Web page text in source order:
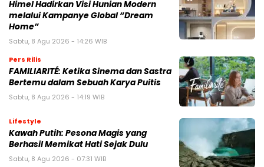
Himel Hadirkan Visi Hunian Modern
melalui Kampanye Global “Dream
Home”
Sabtu, 8 Agu 2026 - 14:26 WIB
Pers Rilis
FAMILIARITÉ: Ketika Sinema dan Sastra
Bertemu dalam Sebuah Karya Puitis
Sabtu, 8 Agu 2026 - 14:19 WIB
Lifestyle
Kawah Putih: Pesona Magis yang
Berhasil Memikat Hati Sejak Dulu
Sabtu, 8 Agu 2026 - 07:31 WIB